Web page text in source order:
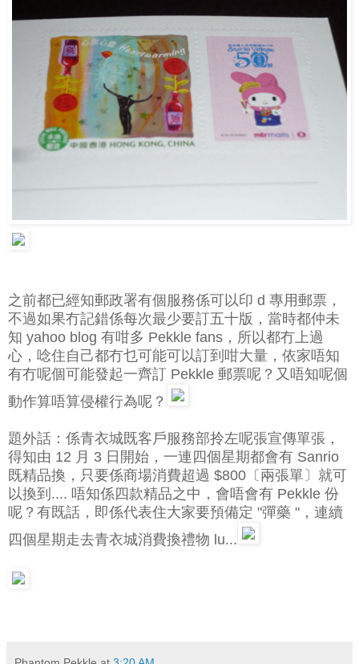
之前都已經知郵政署有個服務係可以印 d 專用郵票，
不過如果冇記錯係每次最少要訂五十版，當時都仲未
知 yahoo blog 有咁多 Pekkle fans，所以都冇上過
心，唸住自己都冇乜可能可以訂到咁大量，依家唔知
有冇呢個可能發起一齊訂 Pekkle 郵票呢？又唔知呢個
動作算唔算侵權行為呢？
題外話：係青衣城既客戶服務部拎左呢張宣傳單張，
得知由 12 月 3 日開始，一連四個星期都會有 Sanrio
既精品換，只要係商場消費超過 $800〔兩張單〕就可
以換到.... 唔知係四款精品之中，會唔會有 Pekkle 份
呢？有既話，即係代表住大家要預備定 "彈藥 "，連續
四個星期走去青衣城消費換禮物 lu...